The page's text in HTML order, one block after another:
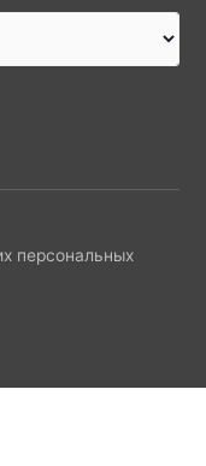
персональных